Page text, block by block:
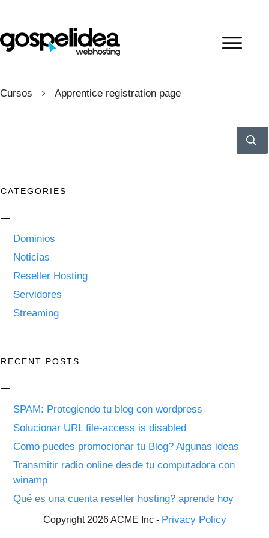
Cursos Apprentice registration page
CATEGORIES
Dominios
Noticias
Reseller Hosting
Servidores
Streaming
RECENT POSTS
SPAM: Protegiendo tu blog con wordpress
Solucionar URL file-access is disabled
Como puedes promocionar tu Blog? Algunas ideas
Transmitir radio online desde tu computadora con
winamp
Qué es una cuenta reseller hosting? aprende hoy
Copyright 2026 ACME Inc - Privacy Policy